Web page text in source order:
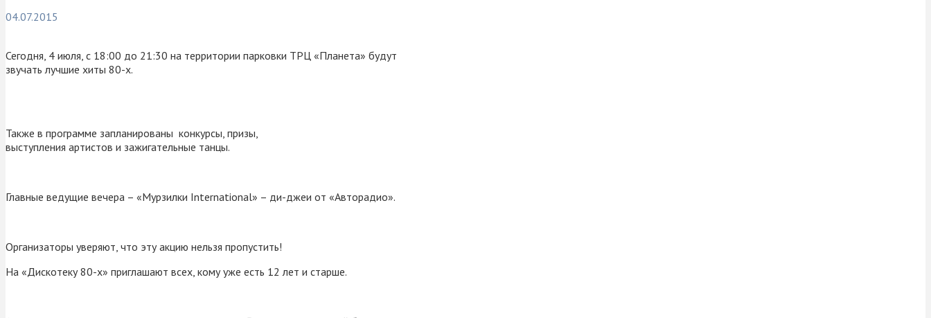
04.07.2015
Сегодня, 4 июля, с 18:00 до 21:30 на территории парковки ТРЦ «Планета» будут
звучать лучшие хиты 80-х.
Также в программе запланированы конкурсы, призы,
выступления артистов и зажигательные танцы.
Главные ведущие вечера – «Мурзилки International» – ди-джеи от «Авторадио».
Организаторы уверяют, что эту акцию нельзя пропустить!
На «Дискотеку 80-х» приглашают всех, кому уже есть 12 лет и старше.